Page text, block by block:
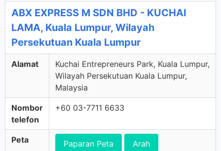
ABX EXPRESS M SDN BHD - KUCHAI
LAMA, Kuala Lumpur, Wilayah
Persekutuan Kuala Lumpur
Alamat
Kuchai Entrepreneurs Park, Kuala Lumpur,
Wilayah Persekutuan Kuala Lumpur,
Malaysia
Nombor
telefon
+60 03-7711 6633
Peta Paparan Peta Arah